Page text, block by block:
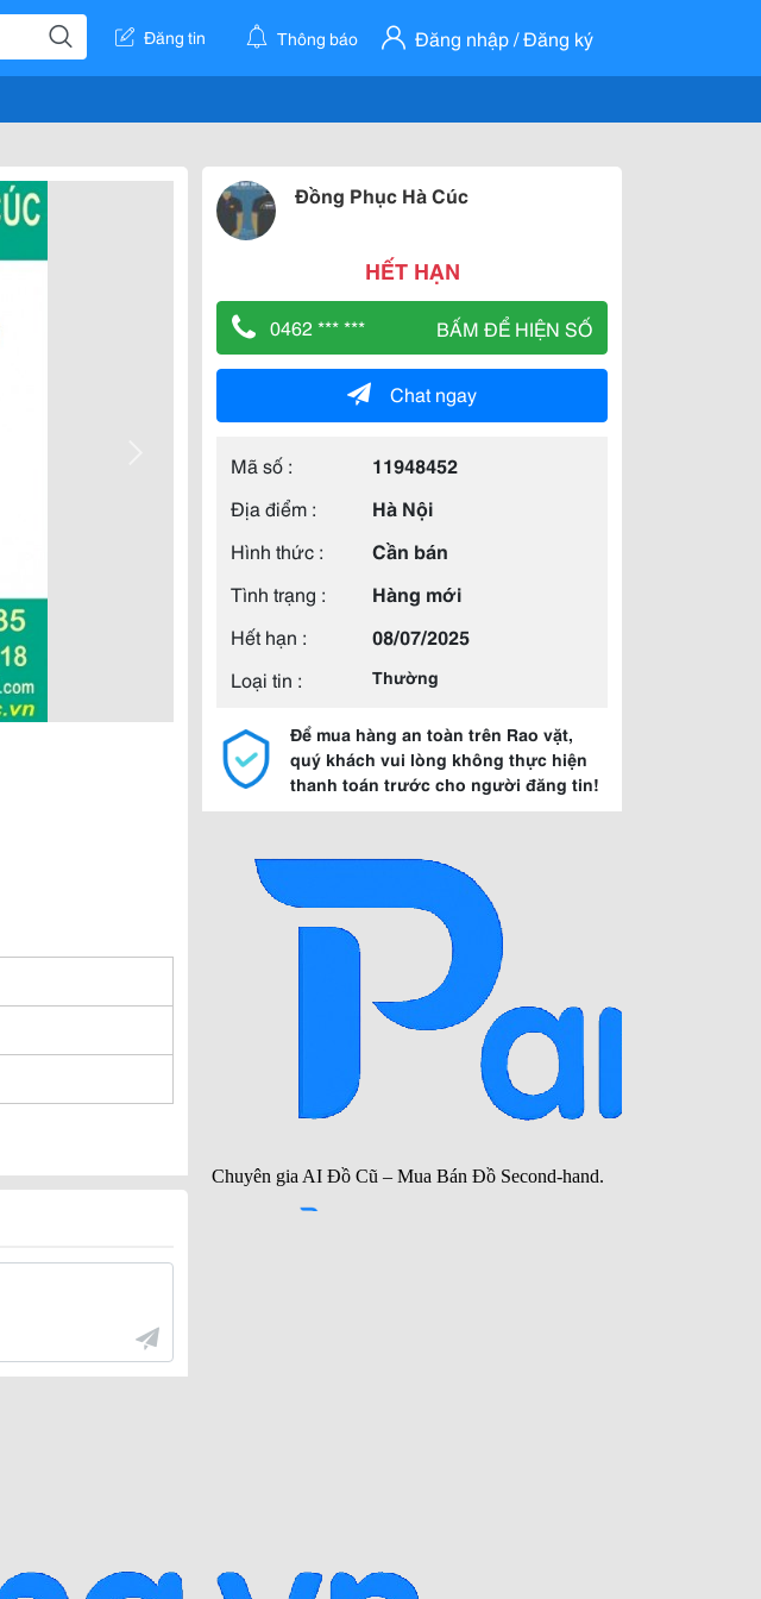
Đăng tin Thông báo Đăng nhập / Đăng ký
Đồng Phục Hà Cúc
HẾT HẠN
0462 *** *** BẤM ĐỂ HIỆN SỐ
Chat ngay
Mã số :
11948452
Địa điểm :
Hà Nội
Hình thức :
Cần bán
Tình trạng :
Hàng mới
Hết hạn :
08/07/2025
Loại tin :
Thường
Để mua hàng an toàn trên Rao vặt,
quý khách vui lòng không thực hiện
thanh toán trước cho người đăng tin!